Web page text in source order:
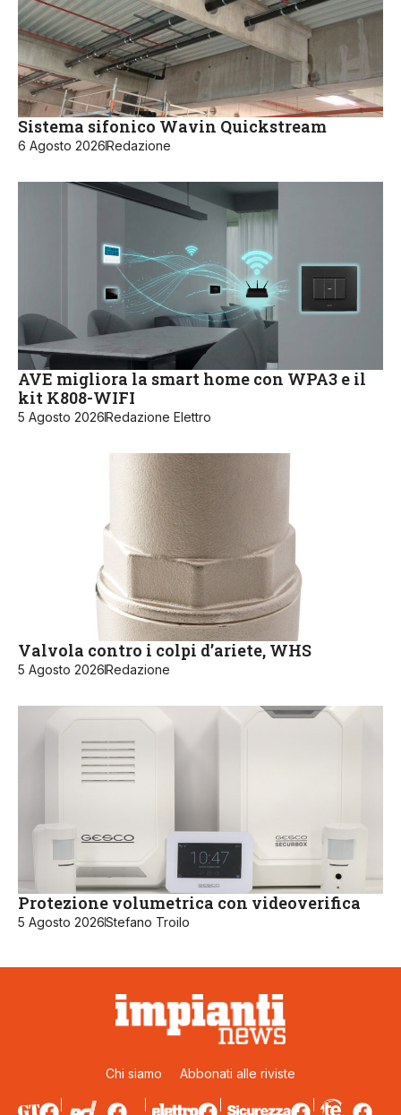
Sistema sifonico Wavin Quickstream
6 Agosto 2026Redazione
AVE migliora la smart home con WPA3 e il
kit K808-WIFI
5 Agosto 2026Redazione Elettro
Valvola contro i colpi d’ariete, WHS
5 Agosto 2026Redazione
Protezione volumetrica con videoverifica
5 Agosto 2026Stefano Troilo
Chi siamo Abbonati alle riviste